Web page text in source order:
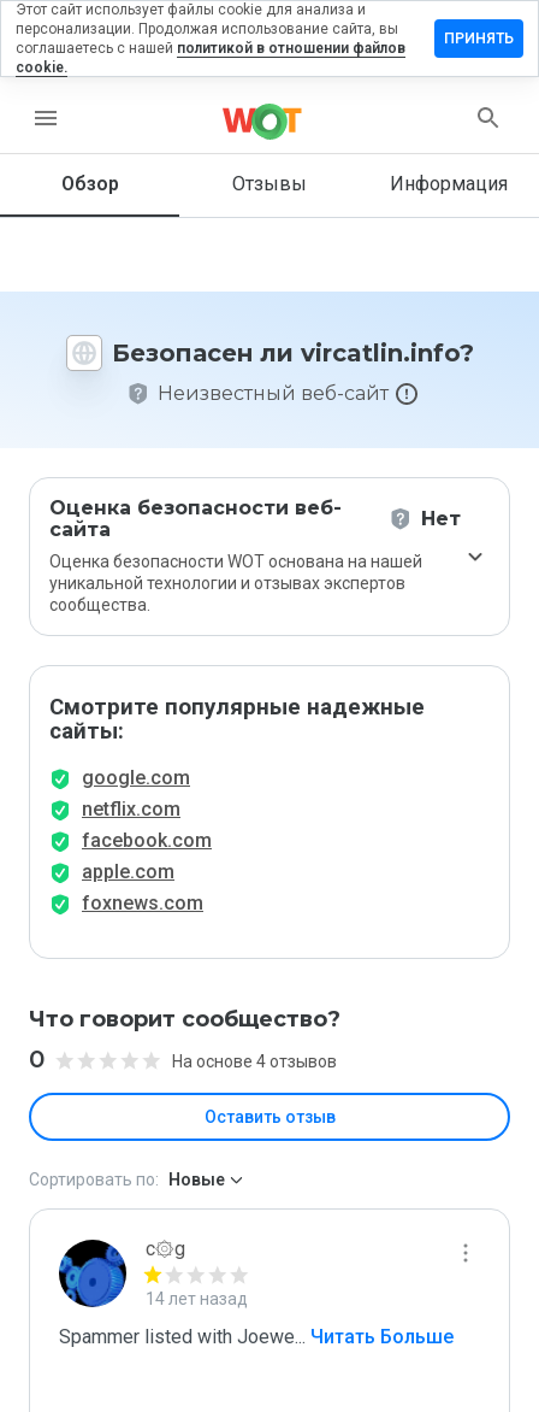
menu
Обзор Отзывы Информация
Безопасен ли vircatlin.info?
Неизвестный веб-сайт
Оценка безопасности веб-
сайта
Нет
Оценка безопасности WOT основана на нашей
уникальной технологии и отзывах экспертов
сообщества.
Смотрите популярные надежные
сайты:
google.com
netflix.com
facebook.com
apple.com
foxnews.com
Что говорит сообщество?
0 На основе 4 отзывов
Оставить отзыв
на
Как бы
этот
1 до 5?
Сортировать по: Новые
c۞g
14 лет назад
Spammer listed with Joewe... Читать Больше
Этот сайт использует файлы cookie для анализа и
персонализации. Продолжая использование сайта, вы
соглашаетесь с нашей политикой в отношении файлов
cookie.
ПРИНЯТЬ